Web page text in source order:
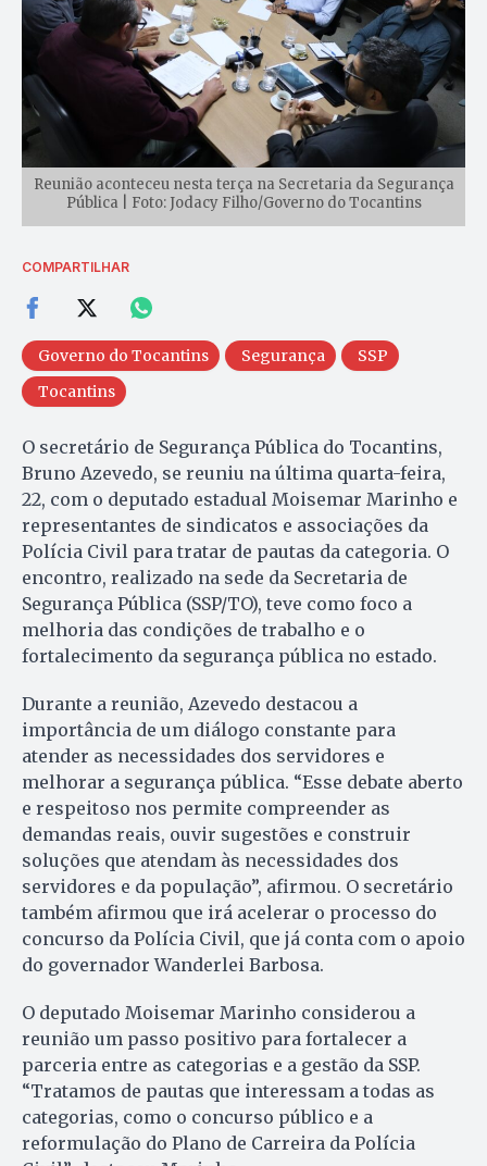
Reunião aconteceu nesta terça na Secretaria da Segurança
Pública | Foto: Jodacy Filho/Governo do Tocantins
COMPARTILHAR
Governo do Tocantins Segurança
SSP
Tocantins
O secretário de Segurança Pública do Tocantins,
Bruno Azevedo, se reuniu na última quarta-feira,
22, com o deputado estadual Moisemar Marinho e
representantes de sindicatos e associações da
Polícia Civil para tratar de pautas da categoria. O
encontro, realizado na sede da Secretaria de
Segurança Pública (SSP/TO), teve como foco a
melhoria das condições de trabalho e o
fortalecimento da segurança pública no estado.
Durante a reunião, Azevedo destacou a
importância de um diálogo constante para
atender as necessidades dos servidores e
melhorar a segurança pública. “Esse debate aberto
e respeitoso nos permite compreender as
demandas reais, ouvir sugestões e construir
soluções que atendam às necessidades dos
servidores e da população”, afirmou. O secretário
também afirmou que irá acelerar o processo do
concurso da Polícia Civil, que já conta com o apoio
do governador Wanderlei Barbosa.
O deputado Moisemar Marinho considerou a
reunião um passo positivo para fortalecer a
parceria entre as categorias e a gestão da SSP.
“Tratamos de pautas que interessam a todas as
categorias, como o concurso público e a
reformulação do Plano de Carreira da Polícia